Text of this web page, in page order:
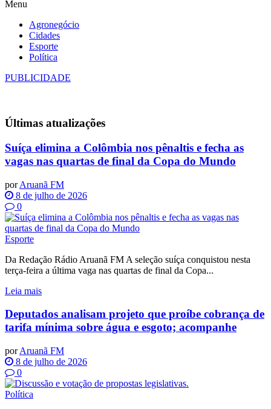
Menu
Agronegócio
Cidades
Esporte
Política
PUBLICIDADE
Últimas atualizações
Suíça elimina a Colômbia nos pênaltis e fecha as
vagas nas quartas de final da Copa do Mundo
por Aruanã FM
8 de julho de 2026
0
Esporte
Da Redação Rádio Aruanã FM A seleção suíça conquistou nesta
terça-feira a última vaga nas quartas de final da Copa...
Leia mais
Deputados analisam projeto que proíbe cobrança de
tarifa mínima sobre água e esgoto; acompanhe
por Aruanã FM
8 de julho de 2026
0
Política